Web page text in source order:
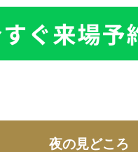
夜の見どころ